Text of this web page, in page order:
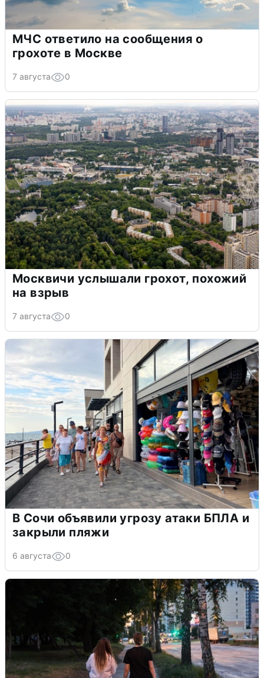
МЧС ответило на сообщения о
грохоте в Москве
7 августа 0
Москвичи услышали грохот, похожий
на взрыв
7 августа 0
В Сочи объявили угрозу атаки БПЛА и
закрыли пляжи
6 августа 0